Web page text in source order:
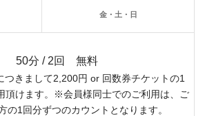
金・土・日
50分 / 2回 無料
つきまして2,200円 or 回数券チケットの1
頂けます。※会員様同士でのご利用は、ご
の1回分ずつのカウントとなります。